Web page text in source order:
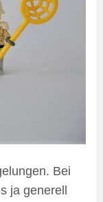
Bei
ja generell